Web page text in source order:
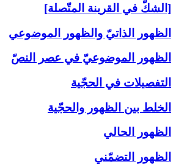
[الشكّ في القرينة المتّصلة]
الظهور الذاتيّ والظهور الموضوعي
الظهور الموضوعيّ في عصر النصّ
التفصيلات في الحجّية
الخلط بين الظهور والحجّية
الظهور الحالي
الظهور التضمّني